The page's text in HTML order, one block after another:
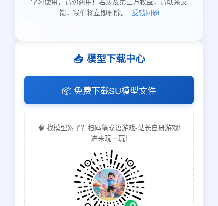
馈，我们将立即删除。
反馈问题
📥 模型下载中心
📦 免费下载SU模型文件
🧠 找模型累了？扫码猜成语游戏-站长自研游戏!
进来玩一玩!